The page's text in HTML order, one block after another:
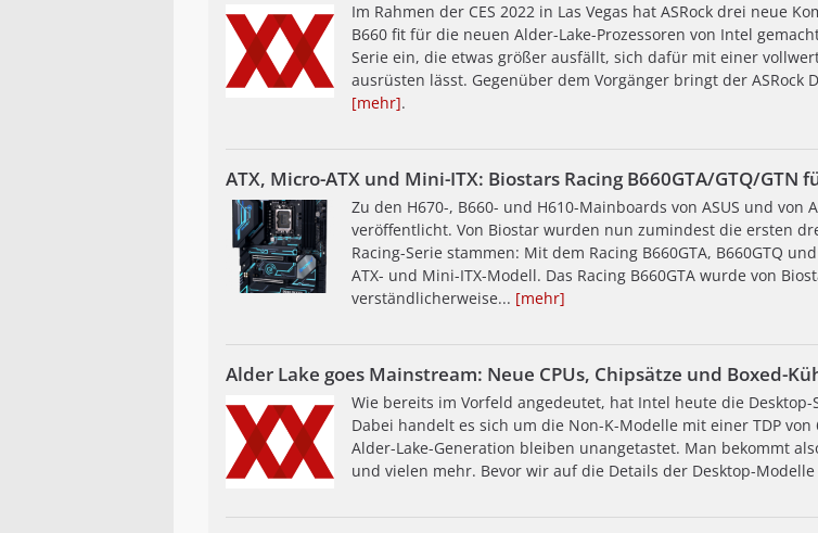
Im Rahmen der CES 2022 in Las Vegas hat ASRock drei neue
B660 fit für die neuen Alder-Lake-Prozessoren von Intel
Serie ein, die etwas größer ausfällt, sich dafür mit einer
ausrüsten lässt. Gegenüber dem Vorgänger bringt der
[mehr].
ATX, Micro-ATX und Mini-ITX: Biostars Racing B660GTA/GTQ/GTN
Zu den H670-, B660- und H610-Mainboards von ASUS und von
veröffentlicht. Von Biostar wurden nun zumindest die ersten
Racing-Serie stammen: Mit dem Racing B660GTA, B660GTQ
ATX- und Mini-ITX-Modell. Das Racing B660GTA wurde von
verständlicherweise... [mehr]
Alder Lake goes Mainstream: Neue CPUs, Chipsätze und Boxed-
Wie bereits im Vorfeld angedeutet, hat Intel heute die
Dabei handelt es sich um die Non-K-Modelle mit einer TDP
Alder-Lake-Generation bleiben unangetastet. Man bekommt
und vielen mehr. Bevor wir auf die Details der Desktop-